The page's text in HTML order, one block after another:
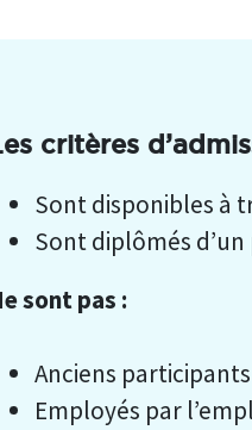
critères
Sont disponibles à
Sont diplômés
sont pas :
Anciens
Employés par